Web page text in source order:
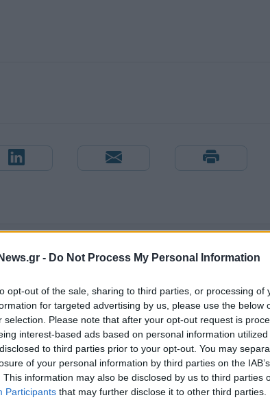
- Do Not Process My Personal Information
opt-out of the sale, sharing to third parties, or processing of
for targeted advertising by us, please use the below
selection. Please note that after your opt-out request is
interest-based ads based on personal information
to third parties prior to your opt-out. You may
of your personal information by third parties on the
This information may also be disclosed by us to third parties
Participants that may further disclose it to other third parties.
Πήρε τον Αλέρικ Φρίμαν ο Βίκος Ιωαννίνων